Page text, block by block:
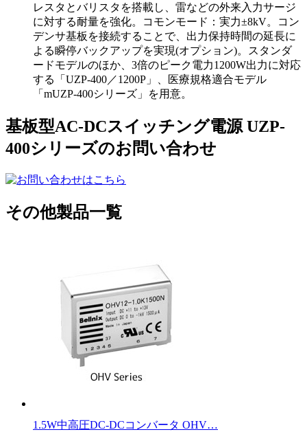
レスタとバリスタを搭載し、雷などの外来入力サージ
に対する耐量を強化。コモンモード：実力±8kV。コン
デンサ基板を接続することで、出力保持時間の延長に
よる瞬停バックアップを実現(オプション)。スタンダ
ードモデルのほか、3倍のピーク電力1200W出力に対応
する「UZP-400／1200P」、医療規格適合モデル
「mUZP-400シリーズ」を用意。
基板型AC-DCスイッチング電源 UZP-
400シリーズのお問い合わせ
その他製品一覧
1.5W中高圧DC-DCコンバータ OHV…